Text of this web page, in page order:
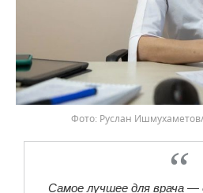
Фото: Руслан
Самое лучшее для врача